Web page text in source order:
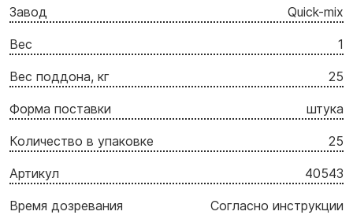
Завод Quick-mix
Вес 1
Вес поддона, кг 25
Форма поставки штука
Количество в упаковке 25
Артикул 40543
Время дозревания Согласно инструкции